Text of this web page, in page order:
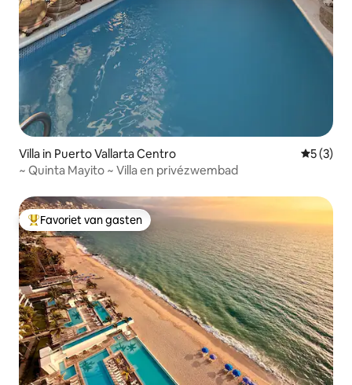
Villa in Puerto Vallarta Centro
5 (3)
~ Quinta Mayito ~ Villa en privézwembad
Topfavoriet van gasten
Favoriet van gasten